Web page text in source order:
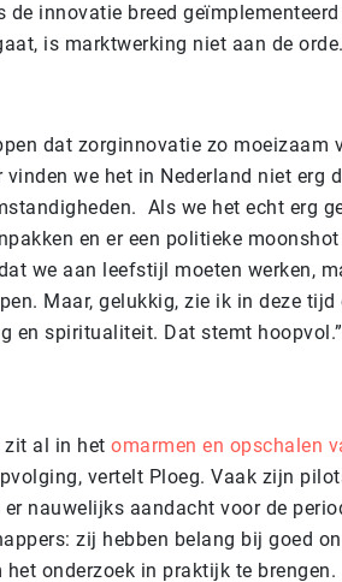
de innovatie breed
is marktwerking niet aan de
dat zorginnovatie zo moeizaam
vinden we het in Nederland niet erg
Als we het echt erg
en er een politieke
we aan leefstijl moeten werken,
Maar, gelukkig, zie ik in deze
en spiritualiteit. Dat stemt hoopvol.”
zit al in het omarmen en opschalen
vertelt Ploeg. Vaak zijn
nauwelijks aandacht voor de
zij hebben belang bij goed
onderzoek in praktijk te